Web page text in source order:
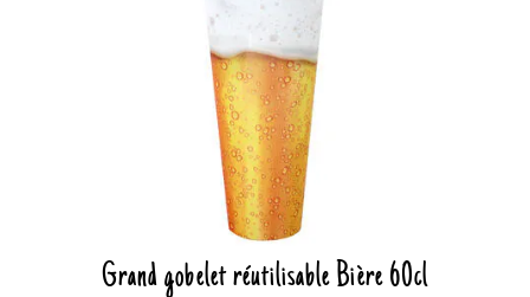
Grand gobelet réutilisable Bière 60cl